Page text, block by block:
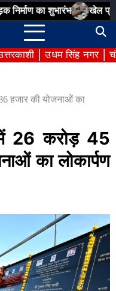
खेल प्रतिभाओं को
उधम सिंह नगर
हजार की योजनाओं का
में 26 करोड़ 45
का लोकार्पण